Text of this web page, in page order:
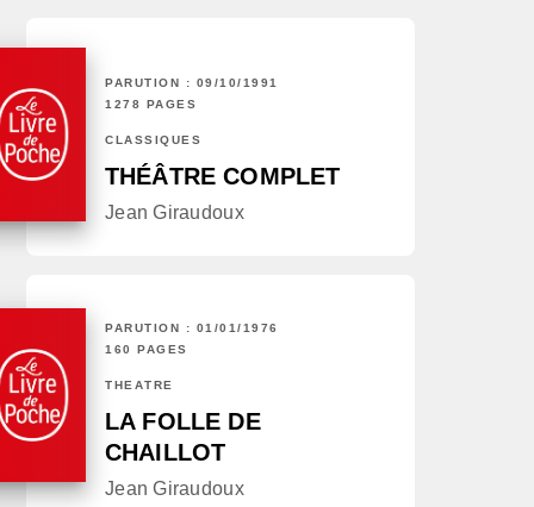
PARUTION : 09/10/1991
1278 PAGES
CLASSIQUES
THÉÂTRE COMPLET
Jean Giraudoux
PARUTION : 01/01/1976
160 PAGES
THÉÂTRE
LA FOLLE DE
CHAILLOT
Jean Giraudoux